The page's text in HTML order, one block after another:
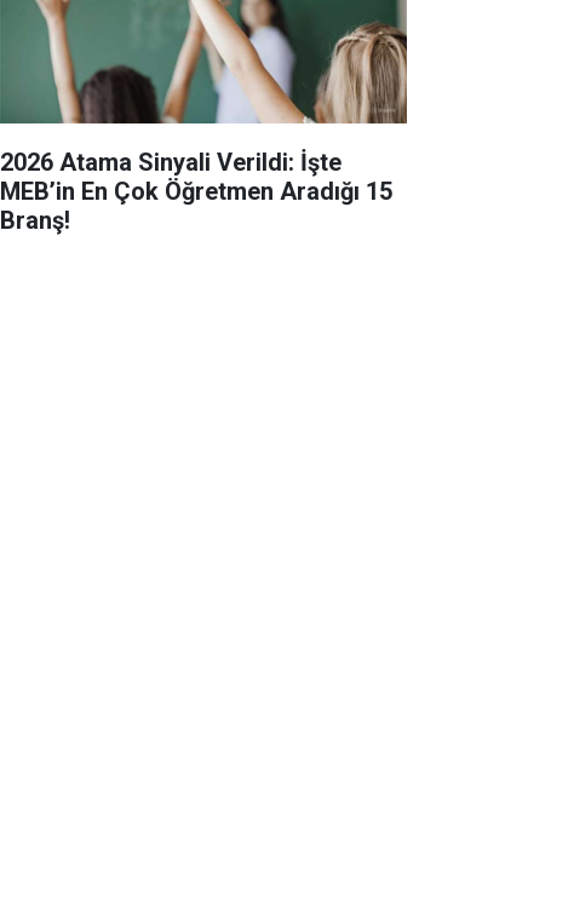
2026 Atama Sinyali Verildi: İşte
MEB’in En Çok Öğretmen Aradığı 15
Branş!